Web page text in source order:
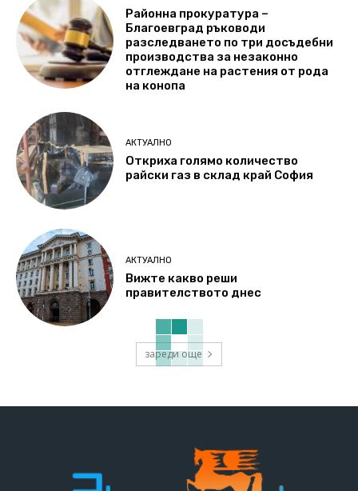
Районна прокуратура –
Благоевград ръководи
разследването по три досъдебни
производства за незаконно
отглеждане на растения от рода
на конопа
АКТУАЛНО
Откриха голямо количество
райски газ в склад край София
АКТУАЛНО
Вижте какво реши
правителството днес
зареди още